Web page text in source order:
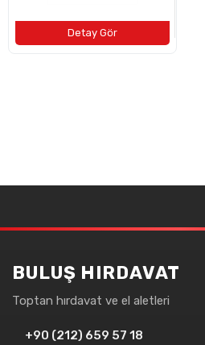
BULUŞ HIRDAVAT
Toptan hırdavat ve el aletleri
+90 (212) 659 57 18